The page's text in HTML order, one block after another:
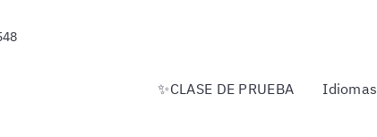
✨CLASE DE PRUEBA Idiomas